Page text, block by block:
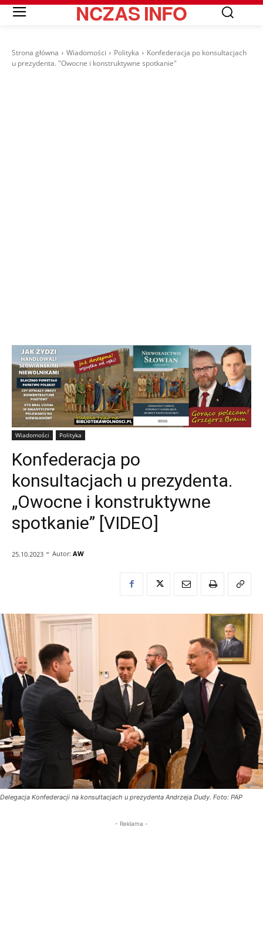
NCZASINFO
Strona główna Wiadomości Polityka
Konfederacja po konsultacjach
u prezydenta. "Owocne i konstruktywne spotkanie"
Wiadomości Polityka
Konfederacja po
konsultacjach u prezydenta.
„Owocne i konstruktywne
spotkanie” [VIDEO]
25.10.2023 - Autor: AW
Delegacja Konfederacji na konsultacjach u prezydenta Andrzeja Dudy. Foto: PAP
- Reklama -